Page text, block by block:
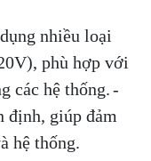
nhiều loại
phù hợp với
các hệ thống.-
định, giúp đảm
hệ thống.